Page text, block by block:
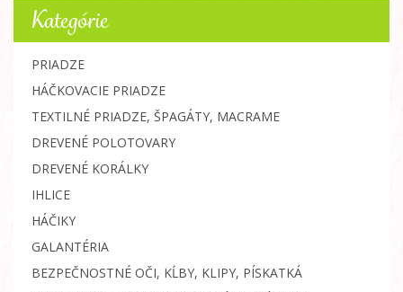
Kategórie
PRIADZE
HÁČKOVACIE PRIADZE
TEXTILNÉ PRIADZE, ŠPAGÁTY, MACRAME
DREVENÉ POLOTOVARY
DREVENÉ KORÁLKY
IHLICE
HÁČIKY
GALANTÉRIA
BEZPEČNOSTNÉ OČI, KĹBY, KLIPY, PÍSKATKÁ